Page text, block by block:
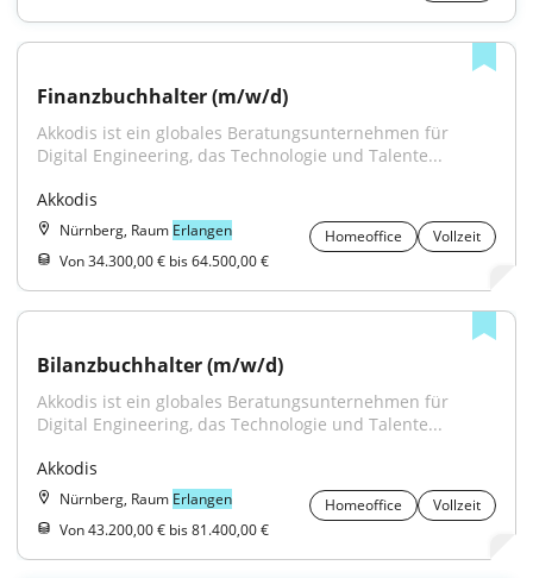
Finanzbuchhalter (m/w/d)
Akkodis ist ein globales Beratungsunternehmen für
Digital Engineering, das Technologie und Talente...
Akkodis
Nürnberg, Raum Erlangen Homeoffice
Vollzeit
Von 34.300,00 € bis 64.500,00 €
Bilanzbuchhalter (m/w/d)
Akkodis ist ein globales Beratungsunternehmen für
Digital Engineering, das Technologie und Talente...
Akkodis
Nürnberg, Raum Erlangen Homeoffice
Vollzeit
Von 43.200,00 € bis 81.400,00 €